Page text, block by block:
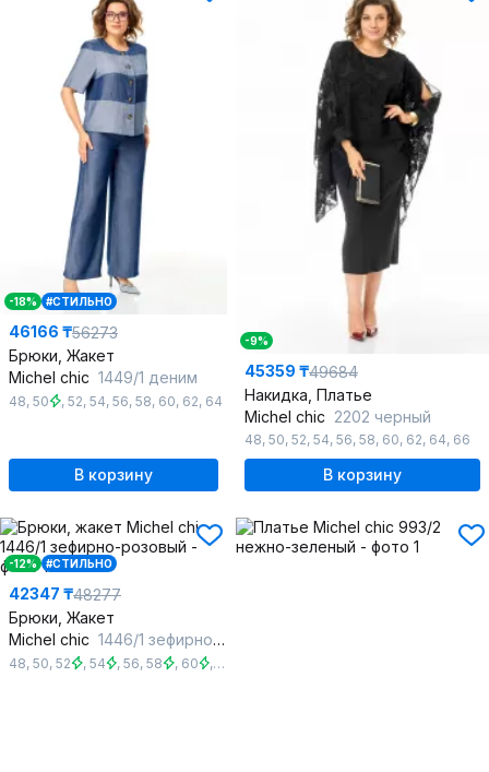
-18% #СТИЛЬНО
46166 ₸56273
Брюки, Жакет
Michel chic 1449/1 деним
48, 50 , 52, 54, 56, 58, 60, 62, 64
В корзину
-9%
45359 ₸49684
Накидка, Платье
Michel chic 2202 черный
48, 50, 52, 54, 56, 58, 60, 62, 64, 66
В корзину
-12% #СТИЛЬНО
42347 ₸48277
Брюки, Жакет
Michel chic 1446/1 зефирно-розовый
48, 50, 52 , 54 , 56, 58 , 60 , 62